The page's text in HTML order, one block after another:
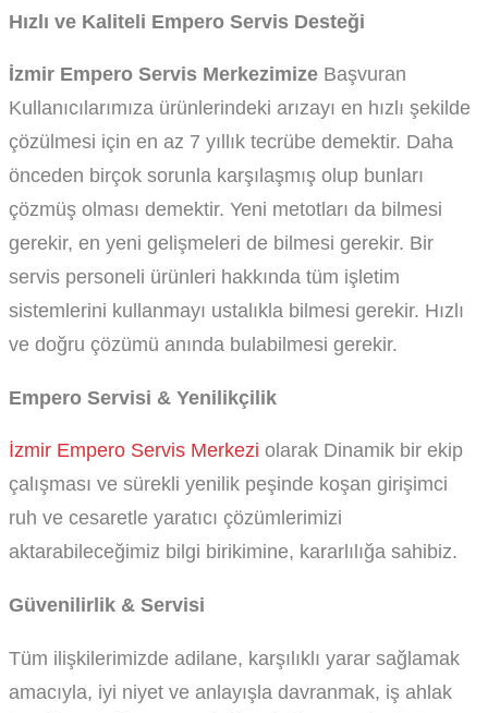
Hızlı ve Kaliteli Empero Servis Desteği
İzmir Empero Servis Merkezimize Başvuran
Kullanıcılarımıza ürünlerindeki arızayı en hızlı şekilde
çözülmesi için en az 7 yıllık tecrübe demektir. Daha
önceden birçok sorunla karşılaşmış olup bunları
çözmüş olması demektir. Yeni metotları da bilmesi
gerekir, en yeni gelişmeleri de bilmesi gerekir. Bir
servis personeli ürünleri hakkında tüm işletim
sistemlerini kullanmayı ustalıkla bilmesi gerekir. Hızlı
ve doğru çözümü anında bulabilmesi gerekir.
Empero Servisi & Yenilikçilik
İzmir Empero Servis Merkezi olarak Dinamik bir ekip
çalışması ve sürekli yenilik peşinde koşan girişimci
ruh ve cesaretle yaratıcı çözümlerimizi
aktarabileceğimiz bilgi birikimine, kararlılığa sahibiz.
Güvenilirlik & Servisi
Tüm ilişkilerimizde adilane, karşılıklı yarar sağlamak
amacıyla, iyi niyet ve anlayışla davranmak, iş ahlak